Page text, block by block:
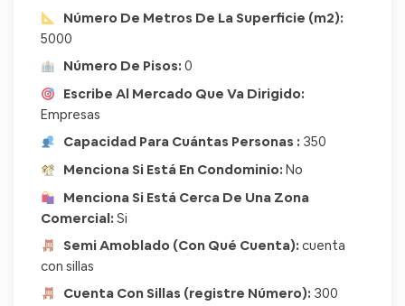
Número De Metros De La Superficie (m2):
5000
Número De Pisos: 0
Escribe Al Mercado Que Va Dirigido:
Empresas
Capacidad Para Cuántas Personas : 350
Menciona Si Está En Condominio: No
Menciona Si Está Cerca De Una Zona
Comercial: Si
Semi Amoblado (Con Qué Cuenta): cuenta
con sillas
Cuenta Con Sillas (registre Número): 300